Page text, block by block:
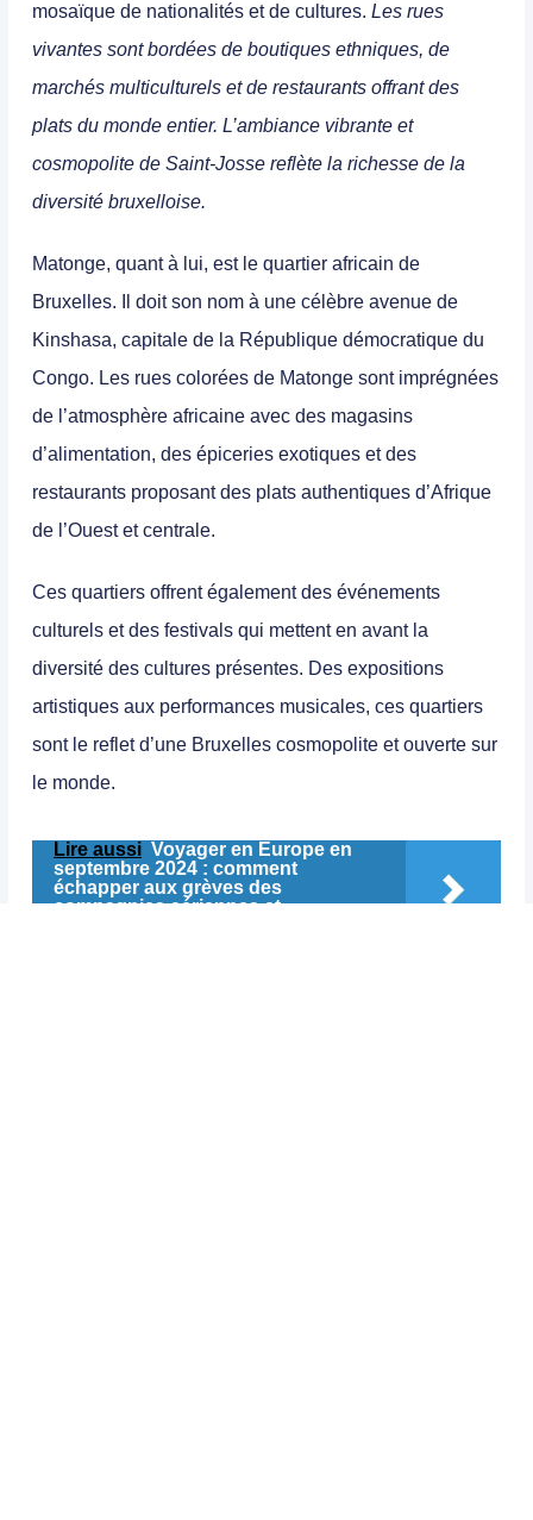
mosaïque de nationalités et de cultures. Les rues
vivantes sont bordées de boutiques ethniques, de
marchés multiculturels et de restaurants offrant des
plats du monde entier. L’ambiance vibrante et
cosmopolite de Saint-Josse reflète la richesse de la
diversité bruxelloise.
Matonge, quant à lui, est le quartier africain de
Bruxelles. Il doit son nom à une célèbre avenue de
Kinshasa, capitale de la République démocratique du
Congo. Les rues colorées de Matonge sont imprégnées
de l’atmosphère africaine avec des magasins
d’alimentation, des épiceries exotiques et des
restaurants proposant des plats authentiques d’Afrique
de l’Ouest et centrale.
Ces quartiers offrent également des événements
culturels et des festivals qui mettent en avant la
diversité des cultures présentes. Des expositions
artistiques aux performances musicales, ces quartiers
sont le reflet d’une Bruxelles cosmopolite et ouverte sur
le monde.
Lire aussi Voyager en Europe en
septembre 2024 : comment
échapper aux grèves des
compagnies aériennes et